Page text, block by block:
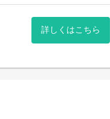
詳しくはこちら